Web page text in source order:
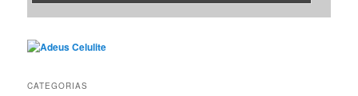
CATEGORIAS